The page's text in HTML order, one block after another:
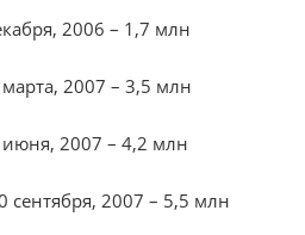
2006 – 1,7 млн
2007 – 3,5 млн
июня, 2007 – 4,2 млн
сентября, 2007 – 5,5 млн